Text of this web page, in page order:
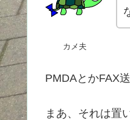
カメ夫
PMDAとかFAX
まあ、それは置